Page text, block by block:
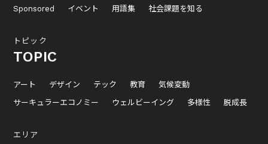
Sponsored
イベント 用語集 社会課題を知る
トピック
TOPIC
アート デザイン テック 教育
気候変動
サーキュラーエコノミー
ウェルビーイング 多様性 脱成長
エリア